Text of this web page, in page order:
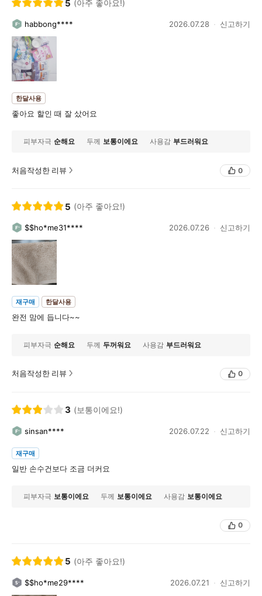
5 (아주 좋아요!)
habbong**** 2026.07.28 신고하기
한달사용
좋아요 할인 때 잘 샀어요
피부자극 순해요 두께 보통이에요 사용감 부드러워요
처음작성한 리뷰 0
5 (아주 좋아요!)
$$ho*me31**** 2026.07.26 신고하기
재구매 한달사용
완전 맘에 듭니다~~
피부자극 순해요 두께 두꺼워요 사용감 부드러워요
처음작성한 리뷰 0
3 (보통이에요!)
sinsan**** 2026.07.22 신고하기
재구매
일반 손수건보다 조금 더커요
피부자극 보통이에요 두께 보통이에요 사용감 보통이에요
0
5 (아주 좋아요!)
$$ho*me29**** 2026.07.21 신고하기